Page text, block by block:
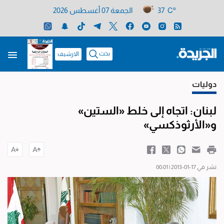
37 C° الجمعة 07 أغسطس 2026
بحث الارشيف
دوليات
لبنان: اتجاه إلى خلط «الستين»
و«الأرثوذكسي»
نشر في 17-01-2013 | 00:01